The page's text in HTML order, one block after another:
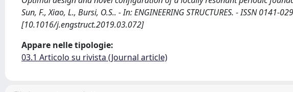
Sun, F., Xiao, L., Bursi, O.S.. - In: ENGINEERING STRUCTURES. - ISSN 0141-
[10.1016/j.engstruct.2019.03.072]
Appare nelle tipologie:
03.1 Articolo su rivista (Journal article)